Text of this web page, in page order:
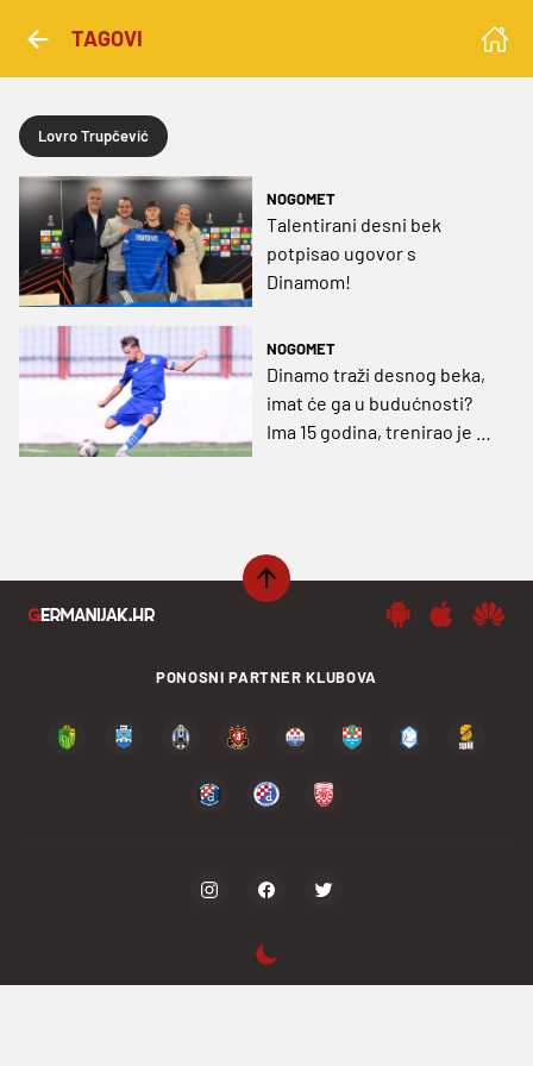
TAGOVI
Lovro Trupčević
NOGOMET
Talentirani desni bek
potpisao ugovor s
Dinamom!
NOGOMET
Dinamo traži desnog beka,
imat će ga u budućnosti?
Ima 15 godina, trenirao je s
PONOSNI PARTNER KLUBOVA